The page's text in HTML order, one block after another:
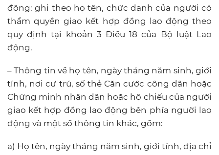
động: ghi theo họ tên, chức danh của người có
thẩm quyền giao kết hợp đồng lao động theo
quy định tại khoản 3 Điều 18 của Bộ luật Lao
động.
– Thông tin về họ tên, ngày tháng năm sinh, giới
tính, nơi cư trú, số thẻ Căn cước công dân hoặc
Chứng minh nhân dân hoặc hộ chiếu của người
giao kết hợp đồng lao động bên phía người lao
động và một số thông tin khác, gồm:
a) Họ tên, ngày tháng năm sinh, giới tính, địa chỉ